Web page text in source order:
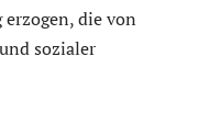
die von
sozialer